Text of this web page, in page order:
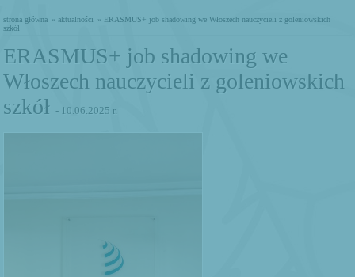
strona główna » aktualności
» ERASMUS+ job shadowing we Włoszech nauczycieli z goleniowskich
szkół
ERASMUS+ job shadowing we
Włoszech nauczycieli z goleniowskich
szkół - 10.06.2025 r.